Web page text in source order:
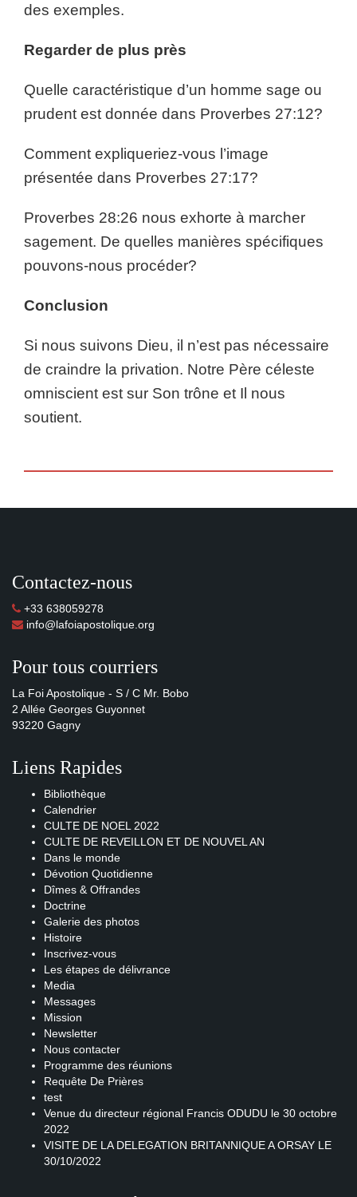
des exemples.
Regarder de plus près
Quelle caractéristique d’un homme sage ou
prudent est donnée dans Proverbes 27:12?
Comment expliqueriez-vous l’image
présentée dans Proverbes 27:17?
Proverbes 28:26 nous exhorte à marcher
sagement. De quelles manières spécifiques
pouvons-nous procéder?
Conclusion
Si nous suivons Dieu, il n’est pas nécessaire
de craindre la privation. Notre Père céleste
omniscient est sur Son trône et Il nous
soutient.
Contactez-nous
+33 638059278
info@lafoiapostolique.org
Pour tous courriers
La Foi Apostolique - S / C Mr. Bobo
2 Allée Georges Guyonnet
93220 Gagny
Liens Rapides
Bibliothèque
Calendrier
CULTE DE NOEL 2022
CULTE DE REVEILLON ET DE NOUVEL AN
Dans le monde
Dévotion Quotidienne
Dîmes & Offrandes
Doctrine
Galerie des photos
Histoire
Inscrivez-vous
Les étapes de délivrance
Media
Messages
Mission
Newsletter
Nous contacter
Programme des réunions
Requête De Prières
test
Venue du directeur régional Francis ODUDU le 30 octobre
2022
VISITE DE LA DELEGATION BRITANNIQUE A ORSAY LE
30/10/2022